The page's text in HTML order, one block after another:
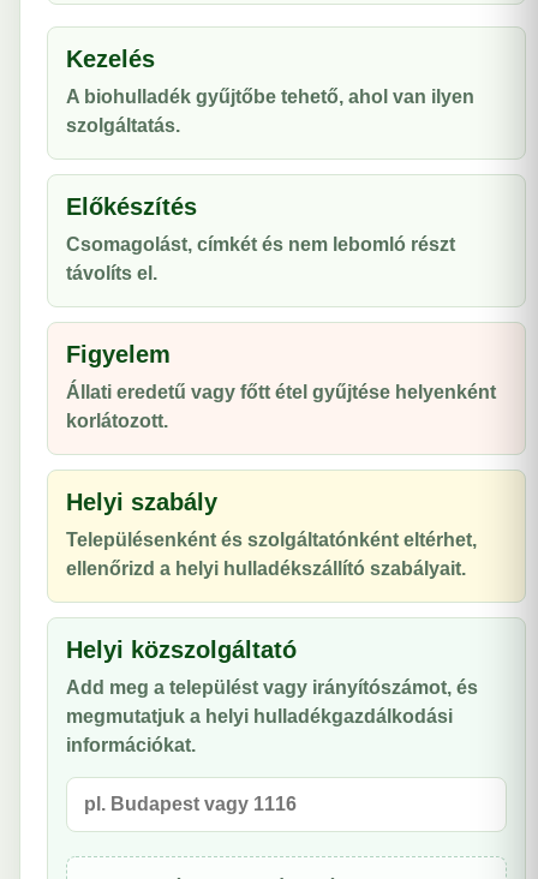
Kezelés
A biohulladék gyűjtőbe tehető, ahol van ilyen
szolgáltatás.
Előkészítés
Csomagolást, címkét és nem lebomló részt
távolíts el.
Figyelem
Állati eredetű vagy főtt étel gyűjtése helyenként
korlátozott.
Helyi szabály
Településenként és szolgáltatónként eltérhet,
ellenőrizd a helyi hulladékszállító szabályait.
Helyi közszolgáltató
Add meg a települést vagy irányítószámot, és
megmutatjuk a helyi hulladékgazdálkodási
információkat.